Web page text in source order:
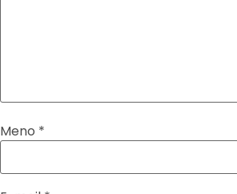
Meno *